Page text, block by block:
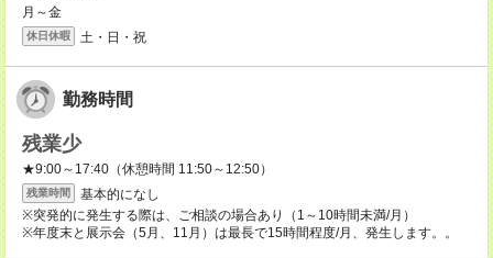
月～金
休日休暇 土・日・祝
勤務時間
残業少
★9:00～17:40（休憩時間 11:50～12:50）
残業時間
基本的になし
※突発的に発生する際は、ご相談の場合あり（1～10時間未満/月）
※年度末と展示会（5月、11月）は最長で15時間程度/月、発生します。。